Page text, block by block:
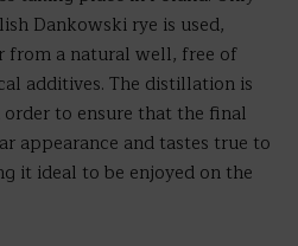
Dankowski rye is used,
a natural well, free of
additives. The distillation is
to ensure that the final
appearance and tastes true to
it ideal to be enjoyed on the